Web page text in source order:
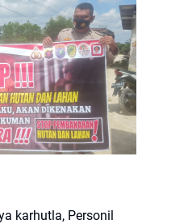
karhutla, Personil